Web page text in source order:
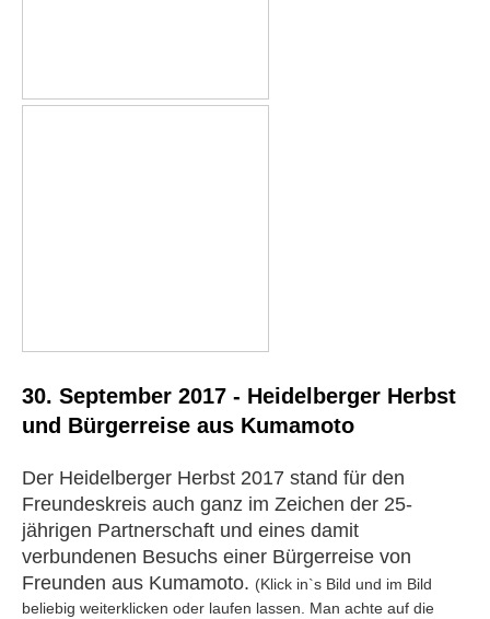
30. September 2017 - Heidelberger Herbst
und Bürgerreise aus Kumamoto
Der Heidelberger Herbst 2017 stand für den
Freundeskreis auch ganz im Zeichen der 25-
jährigen Partnerschaft und eines damit
verbundenen Besuchs einer Bürgerreise von
Freunden aus Kumamoto. (Klick in`s Bild und im Bild
beliebig weiterklicken oder laufen lassen. Man achte auf die